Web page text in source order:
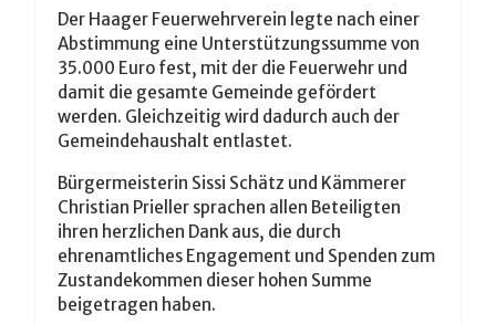
Der Haager Feuerwehrverein legte nach einer
Abstimmung eine Unterstützungssumme von
35.000 Euro fest, mit der die Feuerwehr und
damit die gesamte Gemeinde gefördert
werden. Gleichzeitig wird dadurch auch der
Gemeindehaushalt entlastet.
Bürgermeisterin Sissi Schätz und Kämmerer
Christian Prieller sprachen allen Beteiligten
ihren herzlichen Dank aus, die durch
ehrenamtliches Engagement und Spenden zum
Zustandekommen dieser hohen Summe
beigetragen haben.